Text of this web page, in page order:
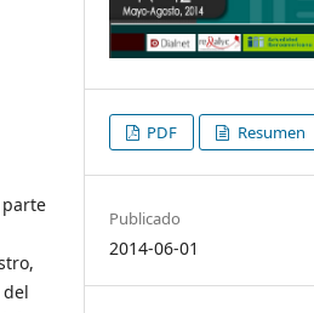
PDF Resumen
Publicado
2014-06-01